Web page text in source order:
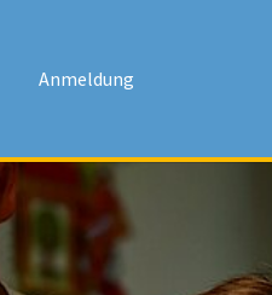
Anmeldung